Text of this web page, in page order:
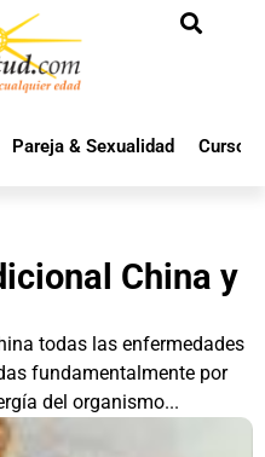
Pareja & Sexualidad Cursos
China y
todas las enfermedades
fundamentalmente por
del organismo...